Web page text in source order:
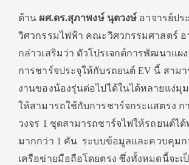
ด้าน ผศ.ดร.สุภาพงษ์ นุตวงษ์ อาจารย์ปร
วิศวกรรมไฟฟ้า คณะวิศวกรรมศาสตร์ อ
กล่าวเสริมว่า ตัวโปรเจกต์การพัฒนาแผ
การชาร์จประจุให้กับรถยนต์ EV นี้ สาม
งานของน้องรุ่นต่อไปได้ในได้หลายแง่มุ
ให้สามารถใช้กับการชาร์จกระแสตรง ก
วงจร 1 ชุดสามารถชาร์จไฟให้รถยนต์ไ
มากกว่า 1 คัน ระบบข้อมูลและควบคุมก
เครือข่ายมือถือโดยตรง ซึ่งทั้งหมดนี้จะเ